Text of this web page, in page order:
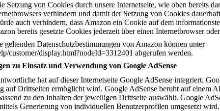
Setzung von Cookies durch unsere Internetseite, wie oben bereits
verhindern und damit der Setzung von Cookies
auch verhindern, dass Amazon ein Cookie auf dem
bereits gesetzte Cookies jederzeit über einen Internetbrowser
geltenden Datenschutzbestimmungen von Amazon können unter
customer/display.html?nodeId=3312401 abgerufen werden.
zu Einsatz und Verwendung von Google AdSense
hat auf dieser Internetseite Google AdSense integriert.
auf Drittseiten ermöglicht wird. Google AdSense beruht auf einem
zu den Inhalten der jeweiligen Drittseite auswählt. Google
Generierung von individuellen Benutzerprofilen umgesetzt wird.